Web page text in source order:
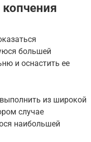
большей
и оснастить ее
из широкой
случае
наибольшей